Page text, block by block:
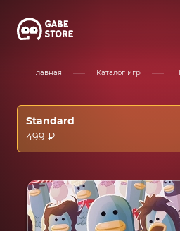
Главная Каталог игр
Standard
499 ₽